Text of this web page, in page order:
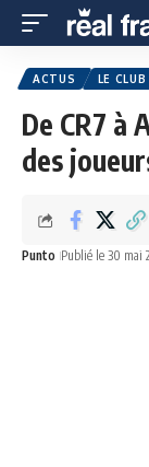
ACTUS LE CLUB
De CR7 à
des
Punto Publié le 30 mai